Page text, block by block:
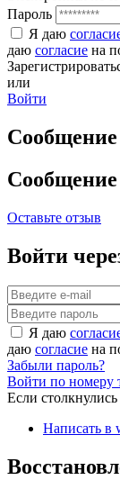
Пароль
Я даю
даю согласие на
или
Войти
Сообщение
Сообщение
Оставьте отзыв
Войти
Я даю
даю согласие на
Забыли пароль?
Войти по номеру
Если
Написать в